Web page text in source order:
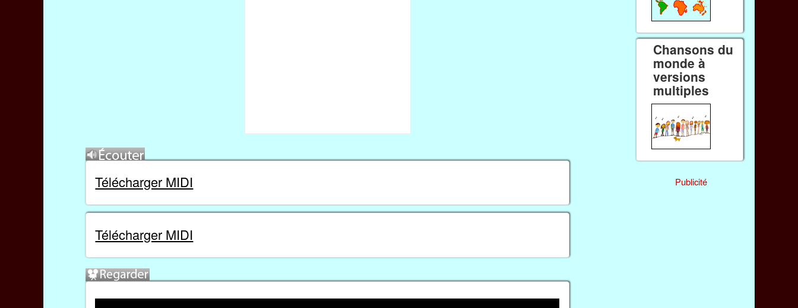
Télécharger MIDI
Télécharger MIDI
Chansons du
monde à
versions
multiples
Publicité